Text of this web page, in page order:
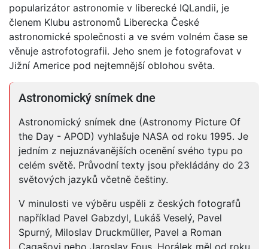
popularizátor astronomie v liberecké IQLandii, je
členem Klubu astronomů Liberecka České
astronomické společnosti a ve svém volném čase se
věnuje astrofotografii. Jeho snem je fotografovat v
Jižní Americe pod nejtemnější oblohou světa.
Astronomický snímek dne
Astronomický snímek dne (Astronomy Picture Of
the Day - APOD) vyhlašuje NASA od roku 1995. Je
jedním z nejuznávanějších ocenění svého typu po
celém světě. Průvodní texty jsou překládány do 23
světových jazyků včetně češtiny.
V minulosti ve výběru uspěli z českých fotografů
například Pavel Gabzdyl, Lukáš Veselý, Pavel
Spurný, Miloslav Druckmüller, Pavel a Roman
Cagašovi nebo Jaroslav Fous. Horálek měl od roku